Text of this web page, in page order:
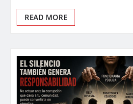
READ MORE